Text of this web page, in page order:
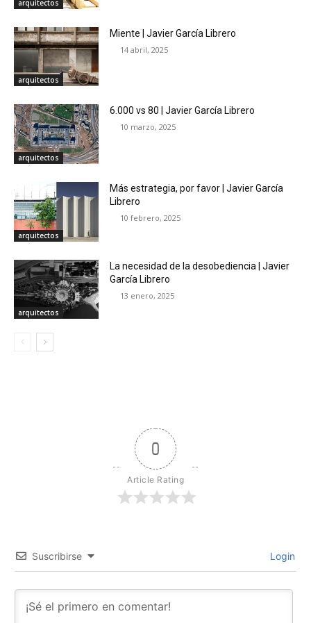
arquitectos
arquitectos
Miente | Javier García Librero
14 abril, 2025
arquitectos
6.000 vs 80 | Javier García Librero
10 marzo, 2025
arquitectos
Más estrategia, por favor | Javier García
Librero
10 febrero, 2025
arquitectos
La necesidad de la desobediencia | Javier
García Librero
13 enero, 2025
0
Article Rating
Suscribirse Login